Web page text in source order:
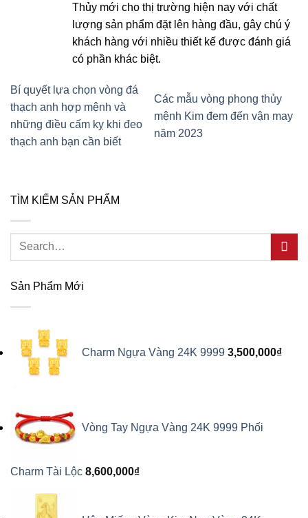
Thủy mới cho thị trường hiện nay với chất
lượng sản phẩm đặt lên hàng đầu, gây chú ý
khách hàng với nhiều thiết kế được đánh giá
có phần khác biệt.
Bí quyết lựa chọn vòng đá
thạch anh hợp mệnh và
những điều cấm kỵ khi đeo
thạch anh bạn cần biết
Các mẫu vòng phong thủy
mệnh Kim đem đến vận may
năm 2023
TÌM KIẾM SẢN PHẨM
Search
Sản Phẩm Mới
Charm Ngựa Vàng 24K 9999 3,500,000₫
Vòng Tay Ngựa Vàng 24K 9999 Phối
Charm Tài Lộc 8,600,000₫